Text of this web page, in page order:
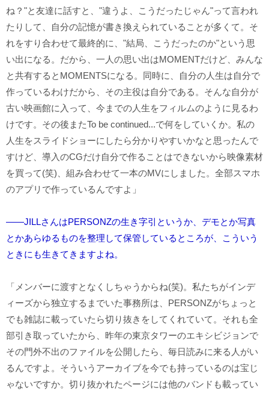
ね？"と友達に話すと、"違うよ、こうだったじゃん"って言われ
たりして、自分の記憶が書き換えられていることが多くて。そ
れをすり合わせて最終的に、"結局、こうだったのか"という思
い出になる。だから、一人の思い出はMOMENTだけど、みんな
と共有するとMOMENTSになる。同時に、自分の人生は自分で
作っているわけだから、その主役は自分である。そんな自分が
古い映画館に入って、今までの人生をフィルムのように見るわ
けです。その後またTo be continued...で何をしていくか。私の
人生をスライドショーにしたら分かりやすいかなと思ったんで
すけど、導入のCGだけ自分で作ることはできないから映像素材
を買って(笑)、組み合わせて一本のMVにしました。全部スマホ
のアプリで作っているんですよ」
――JILLさんはPERSONZの生き字引というか、デモとか写真
とかあらゆるものを整理して保管しているところが、こういう
ときにも生きてきますよね。
「メンバーに渡すとなくしちゃうからね(笑)。私たちがインデ
ィーズから独立するまでいた事務所は、PERSONZがちょっと
でも雑誌に載っていたら切り抜きをしてくれていて。それも全
部引き取っていたから、昨年の東京タワーのエキシビジョンで
その門外不出のファイルを公開したら、毎日読みに来る人がい
るんですよ。そういうアーカイブを今でも持っているのは宝じ
ゃないですか。切り抜かれたページには他のバンドも載ってい